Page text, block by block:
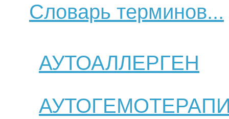
Словарь терминов...
АУТОАЛЛЕРГЕН